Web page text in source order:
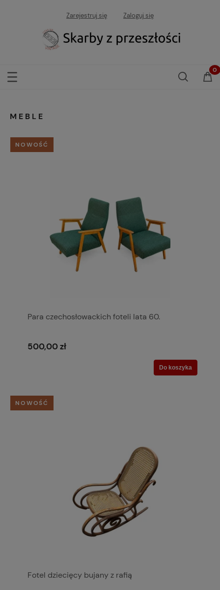
Zarejestruj się Zaloguj się
MEBLE
Para czechosłowackich foteli lata 60.
500,00 zł
Do koszyka
NOWOŚĆ
Fotel dziecięcy bujany z rafią
NOWOŚĆ